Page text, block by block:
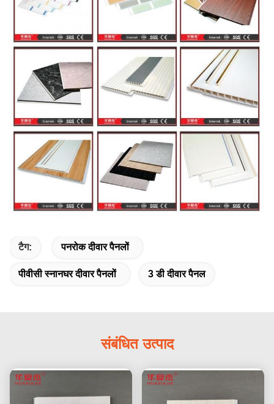
टैग: पनरोक दीवार पैनलों
पीवीसी स्नानघर दीवार पैनलों 3 डी दीवार पैनल
संबंधित उत्पाद